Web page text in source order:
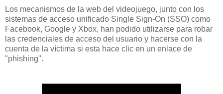
Los mecanismos de la web del videojuego, junto con los
sistemas de acceso unificado Single Sign-On (SSO) como
Facebook, Google y Xbox, han podido utilizarse para robar
las credenciales de acceso del usuario y hacerse con la
cuenta de la víctima si esta hace clic en un enlace de
"phishing".